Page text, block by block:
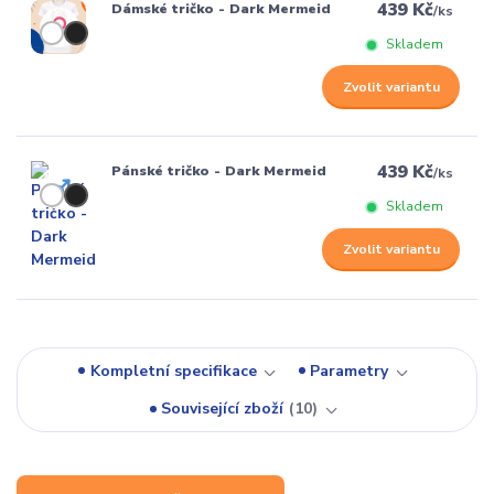
Dámské tričko - Dark Mermeid 439 Kč/ks
Skladem
Zvolit variantu
Pánské tričko - Dark Mermeid 439 Kč/ks
Skladem
Zvolit variantu
Kompletní specifikace
Parametry
Související zboží
10